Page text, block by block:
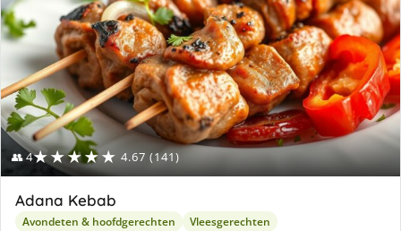
👥 4★★★★★ 4.67 (141)
Adana Kebab
Avondeten & hoofdgerechten Vleesgerechten